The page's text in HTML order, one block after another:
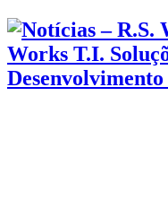
Works T.I.